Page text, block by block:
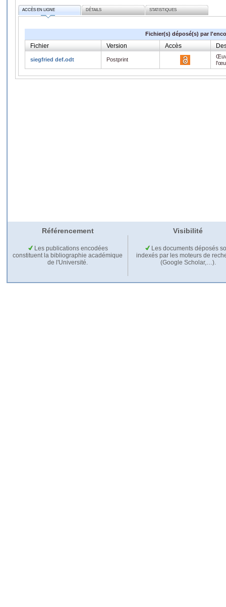
ACCÈS EN LIGNE DÉTAILS STATISTIQUES
Fichier(s) déposé(s) par
Fichier Version Accès
siegfried def.odt Postprint
Référencement Visibilité
Les publications encodées
constituent la bibliographie académique
de l'Université.
Les documents déposés
indexés par les moteurs de
(Google Scholar,…).